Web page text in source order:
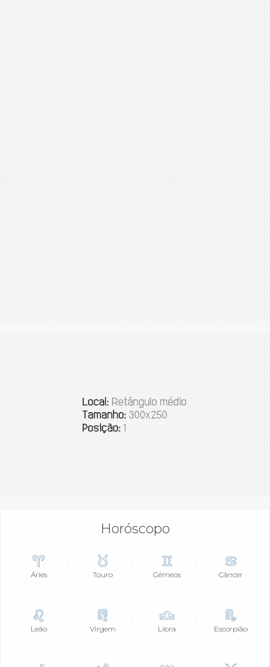
Horóscopo
Áries Touro Gêmeos Câncer
Leão Virgem Libra Escorpião